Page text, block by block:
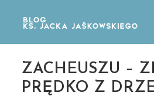
ZACHEUSZU –
PRĘDKO Z